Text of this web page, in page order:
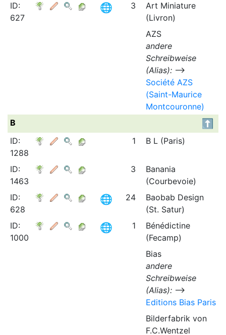
ID:
627
3
Art Miniature
(Livron)
AZS
andere
Schreibweise
(Alias):⟶
Société AZS
(Saint-Maurice
Montcouronne)
B
ID:
1288
1 B L (Paris)
ID:
1463
3
Banania
(Courbevoie)
ID:
628
24
Baobab Design
(St. Satur)
ID:
1000
1
Bénédictine
(Fecamp)
Bias
andere
Schreibweise
(Alias):⟶
Editions Bias Paris
Bilderfabrik von
F.C.Wentzel